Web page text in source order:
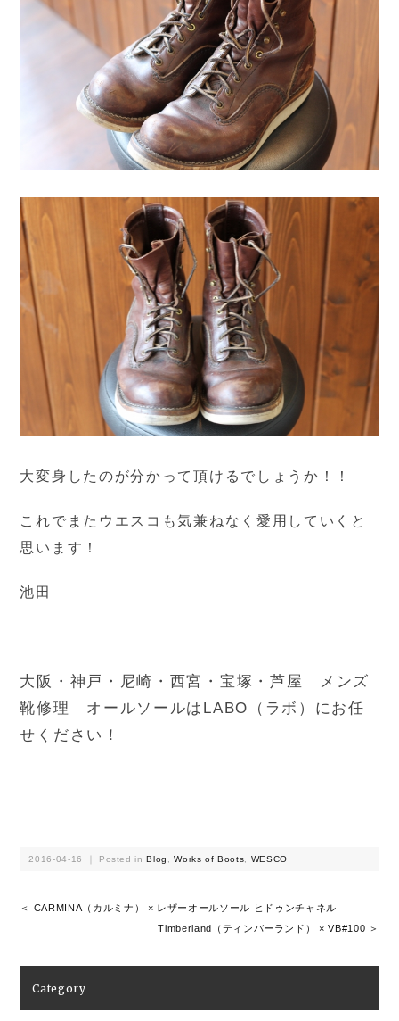
大変身したのが分かって頂けるでしょうか！！
これでまたウエスコも気兼ねなく愛用していくと
思います！
池田
大阪・神戸・尼崎・西宮・宝塚・芦屋 メンズ
靴修理 オールソールはLABO（ラボ）にお任
せください！
2016-04-16 ｜ Posted inBlog ,Works of Boots WESCO
＜ CARMINA（カルミナ） × レザーオールソール ヒドゥンチャネル
Timberland（ティンバーランド） × VB#100 ＞
Category